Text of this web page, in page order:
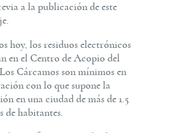
a la publicación de este
hoy, los residuos electrónicos
en el Centro de Acopio del
Cárcamos son mínimos en
con lo que supone la
en una ciudad de más de 1.5
de habitantes.